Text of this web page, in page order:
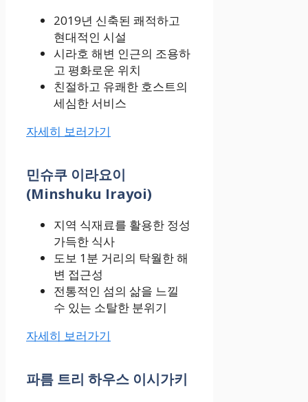
2019년 신축된 쾌적하고
현대적인 시설
시라호 해변 인근의 조용하
고 평화로운 위치
친절하고 유쾌한 호스트의
세심한 서비스
자세히 보러가기
민슈쿠 이라요이
(Minshuku Irayoi)
지역 식재료를 활용한 정성
가득한 식사
도보 1분 거리의 탁월한 해
변 접근성
전통적인 섬의 삶을 느낄
수 있는 소탈한 분위기
자세히 보러가기
파름 트리 하우스 이시가키